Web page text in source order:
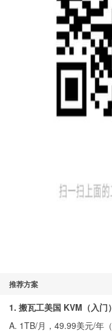
推荐方案
1. 搬瓦工美国 KVM（入门）
A. 1TB/月，49.99美元/年（